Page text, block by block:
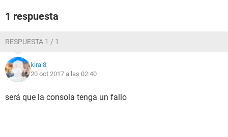
1 respuesta
RESPUESTA 1 / 1
kira.8
20 oct 2017 a las 02:40
será que la consola tenga un fallo